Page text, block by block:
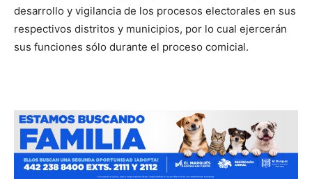
desarrollo y vigilancia de los procesos electorales en sus
respectivos distritos y municipios, por lo cual ejercerán
sus funciones sólo durante el proceso comicial.